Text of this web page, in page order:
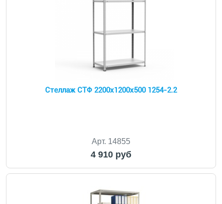
Стеллаж СТФ 2200x1200x500 1254-2.2
Арт. 14855
4 910 руб